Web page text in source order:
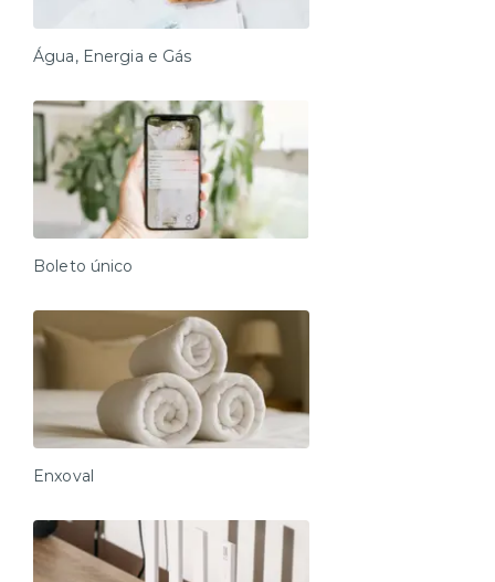
Água, Energia e Gás
Boleto único
Enxoval